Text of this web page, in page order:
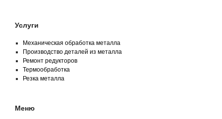
Услуги
Механическая обработка металла
Производство деталей из металла
Ремонт редукторов
Термообработка
Резка металла
Меню